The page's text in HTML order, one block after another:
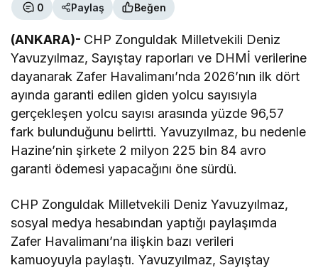
0 Paylaş Beğen
(ANKARA)- CHP Zonguldak Milletvekili Deniz
Yavuzyılmaz, Sayıştay raporları ve DHMİ verilerine
dayanarak Zafer Havalimanı’nda 2026’nın ilk dört
ayında garanti edilen giden yolcu sayısıyla
gerçekleşen yolcu sayısı arasında yüzde 96,57
fark bulunduğunu belirtti. Yavuzyılmaz, bu nedenle
Hazine’nin şirkete 2 milyon 225 bin 84 avro
garanti ödemesi yapacağını öne sürdü.
CHP Zonguldak Milletvekili Deniz Yavuzyılmaz,
sosyal medya hesabından yaptığı paylaşımda
Zafer Havalimanı’na ilişkin bazı verileri
kamuoyuyla paylaştı. Yavuzyılmaz, Sayıştay